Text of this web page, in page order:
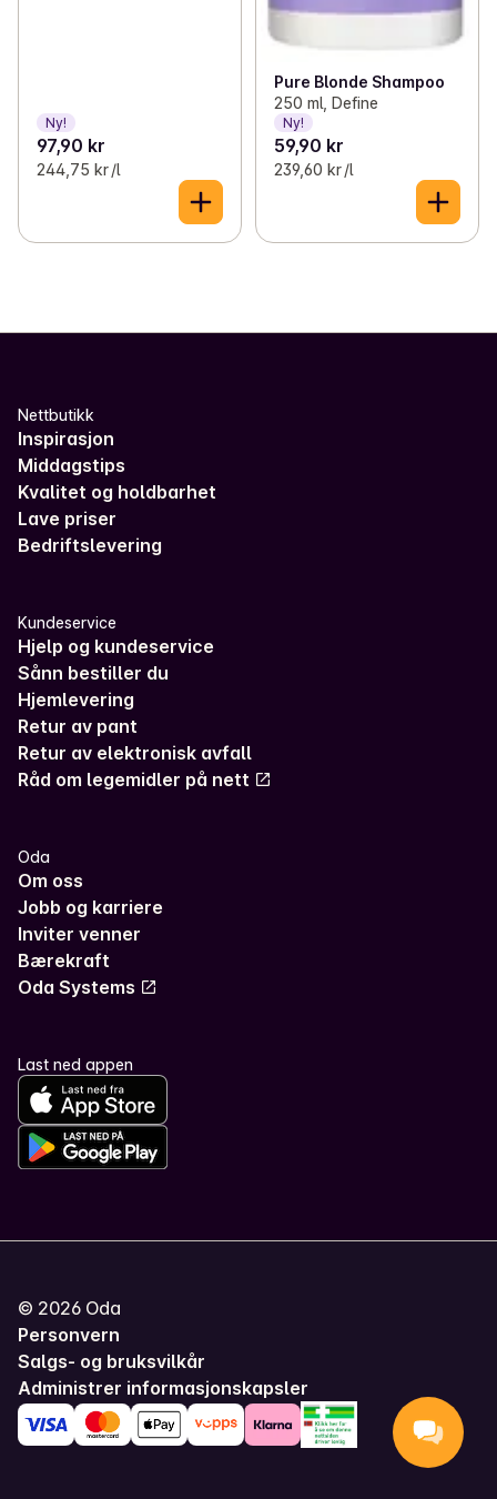
Ny!
97,90 kr
244,75 kr /l
Pure Blonde Shampoo
250 ml, Define
Ny!
59,90 kr
239,60 kr /l
Nettbutikk
Inspirasjon
Middagstips
Kvalitet og holdbarhet
Lave priser
Bedriftslevering
Kundeservice
Hjelp og kundeservice
Sånn bestiller du
Hjemlevering
Retur av pant
Retur av elektronisk avfall
Råd om legemidler på nett
Oda
Om oss
Jobb og karriere
Inviter venner
Bærekraft
Oda Systems
Last ned appen
© 2026 Oda
Personvern
Salgs- og bruksvilkår
Administrer informasjonskapsler